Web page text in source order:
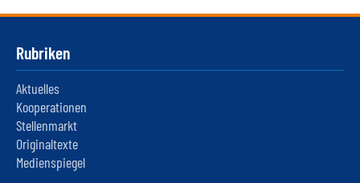
Rubriken
Aktuelles
Kooperationen
Stellenmarkt
Originaltexte
Medienspiegel